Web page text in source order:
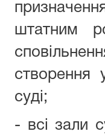
штатним
створення
суді;
- всі зали